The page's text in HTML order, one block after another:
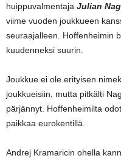
huippuvalmentaja Julian
viime vuoden joukkueen
seuraajalleen. Hoffenheimin
kuudenneksi suurin.
Joukkue ei ole erityisen
joukkueisiin, mutta pitkälti
pärjännyt. Hoffenheimilta
paikkaa eurokentillä.
Andrej Kramaricin ohella